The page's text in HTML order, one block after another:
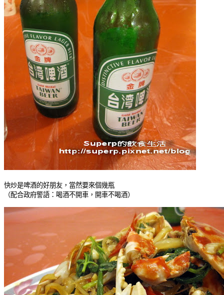
快炒是啤酒的好朋友，當然要來個幾瓶
（配合政府警語：喝酒不開車，開車不喝酒）